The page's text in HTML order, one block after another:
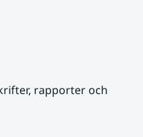
rapporter och